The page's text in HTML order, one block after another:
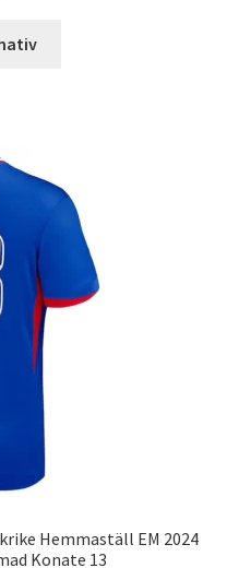
De
olika
alternativen
väljas
Hemmaställ EM 2024
Konate 13